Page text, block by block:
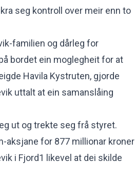
seg kontroll over meir enn to
familien og dårleg for
bordet ein moglegheit for at
Havila Kystruten, gjorde
uttalt at ein samanslåing
ut og trekte seg frå styret.
aksjane for 877 millionar kroner
i Fjord1 likevel at dei skilde